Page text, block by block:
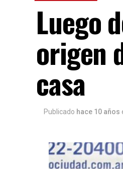
Luego
origen
casa
Publicado hace 10 años